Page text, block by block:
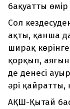
бақуатты өмір
Сол
ақты, қанша
ширақ
қорқып,
де денесі
әрі
АҚШ-Қытай